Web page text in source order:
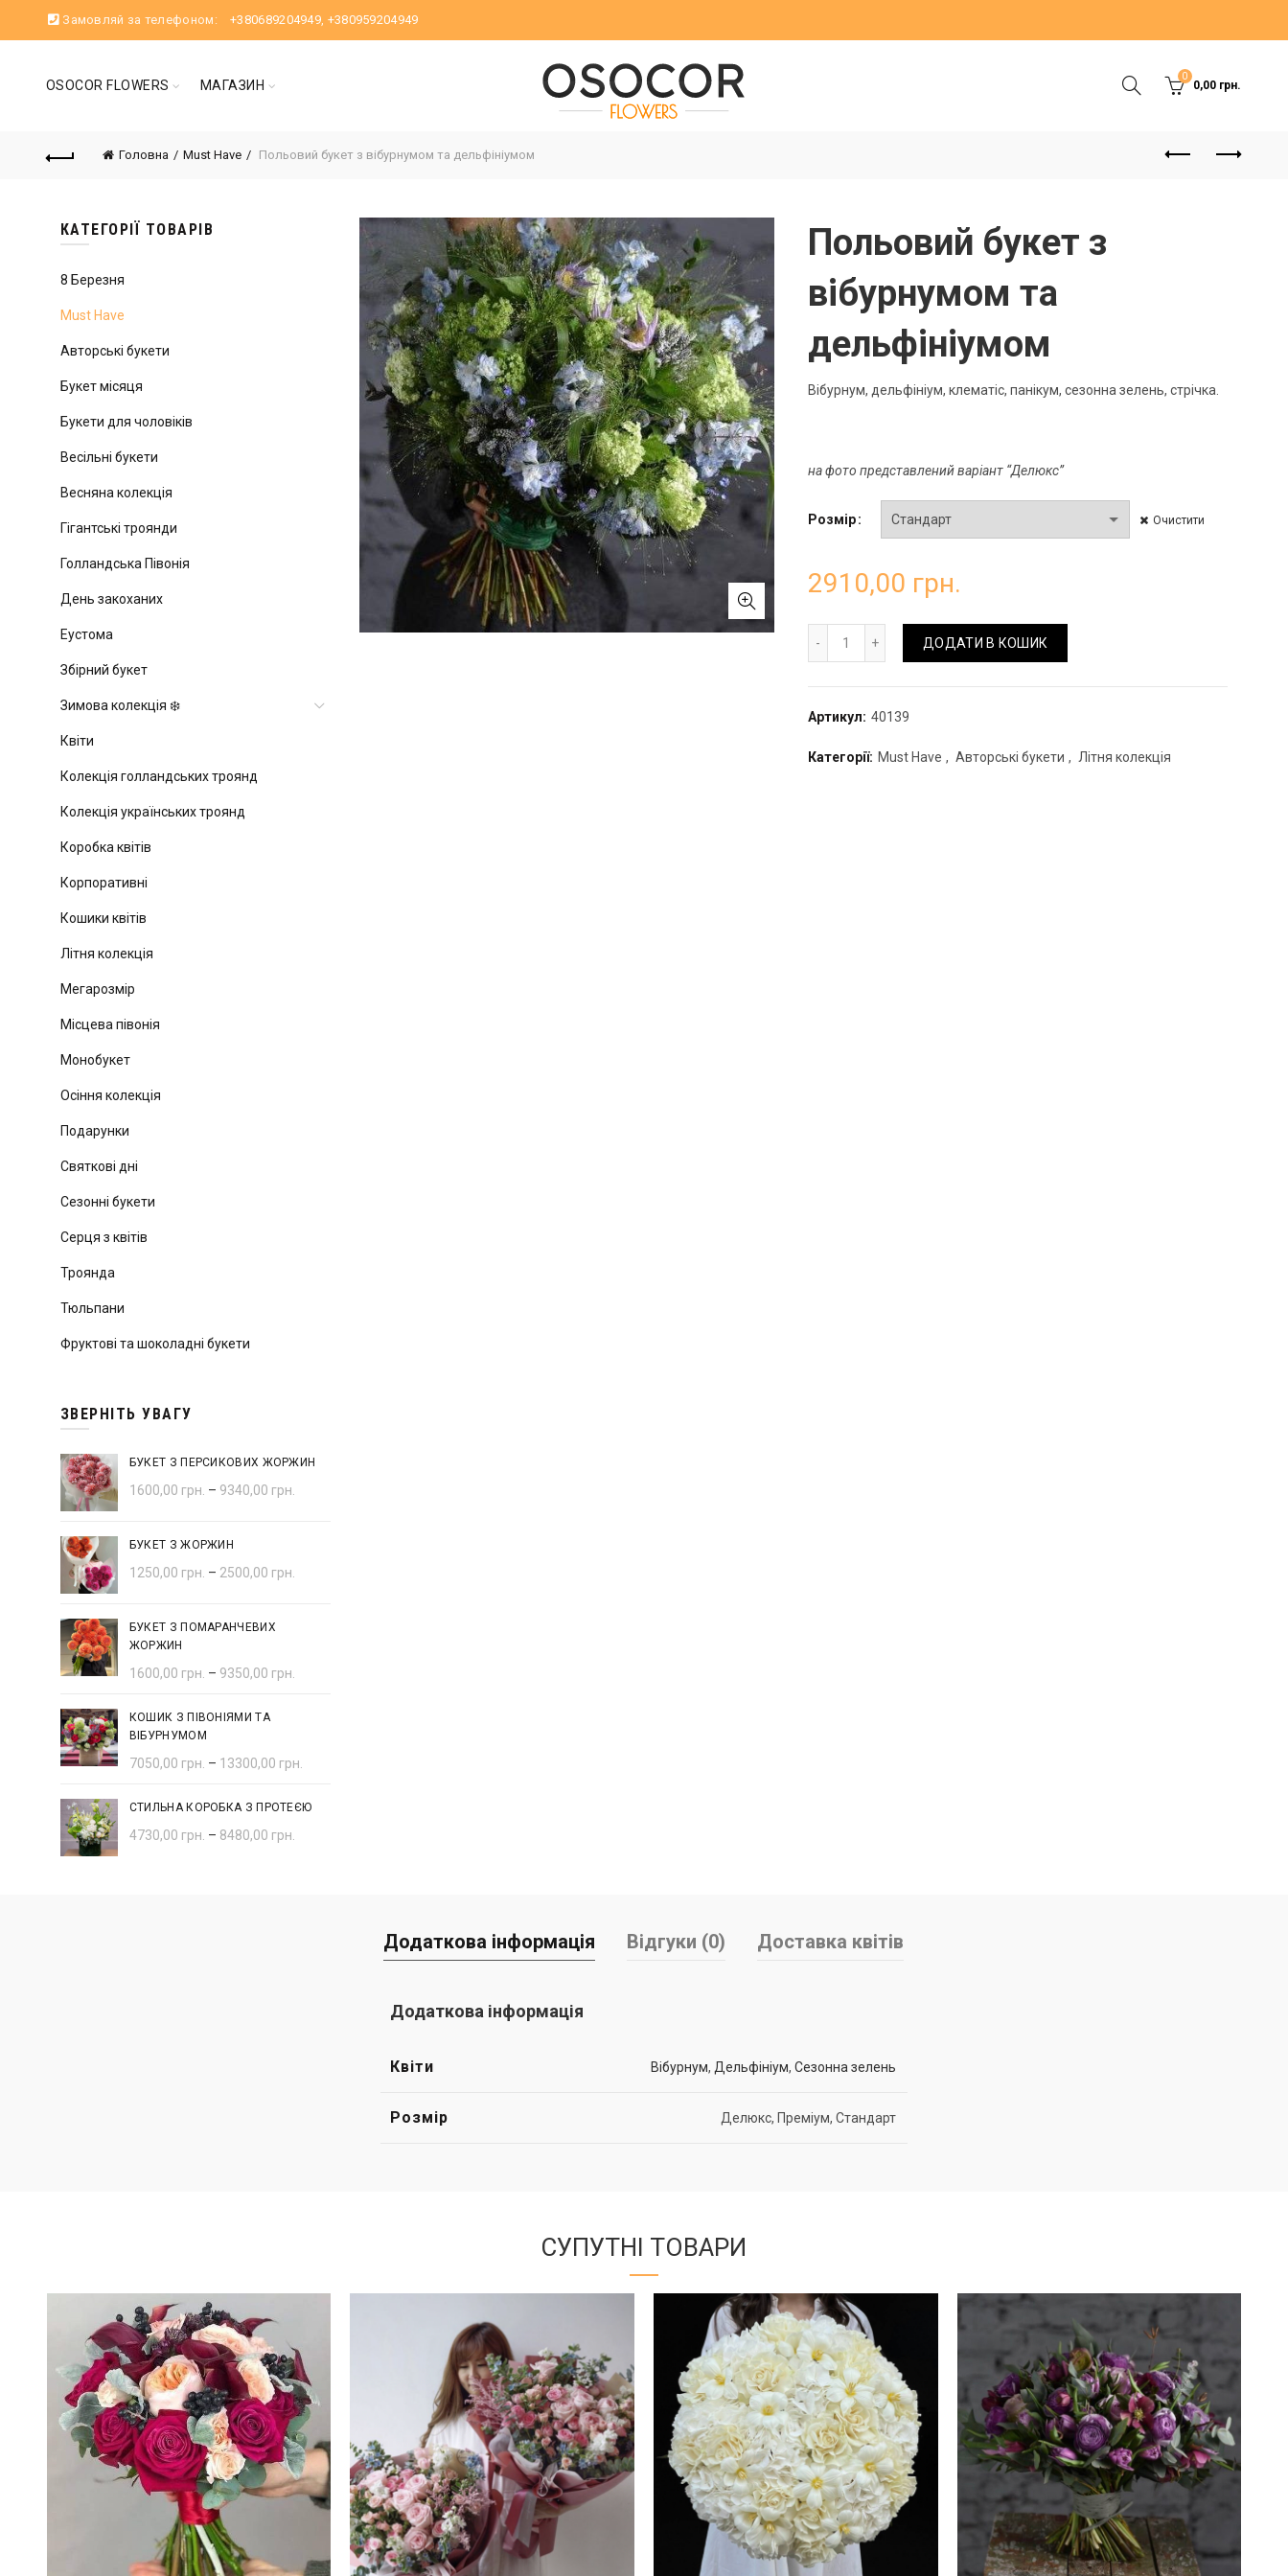
Замовляй за телефоном: +380689204949, +380959204949
OSOCOR FLOWERS МАГАЗИН
0
0,00грн.
Головна Must Have Польовий букет з вібурнумом та дельфініумом
Польовий букет з
вібурнумом та
дельфініумом
Вібурнум, дельфініум, клематіс, панікум, сезонна зелень, стрічка.
на фото представлений варіант “Делюкс”
Розмір Очистити
2910,00 грн.
ДОДАТИ В КОШИК
Артикул: 40139
Категорії: Must Have , Авторські букети , Літня колекція
КАТЕГОРІЇ ТОВАРІВ
8 Березня
Must Have
Авторські букети
Букет місяця
Букети для чоловіків
Весільні букети
Весняна колекція
Гігантські троянди
Голландська Півонія
День закоханих
Еустома
Збірний букет
Зимова колекція ❄️
Квіти
Колекція голландських троянд
Колекція українських троянд
Коробка квітів
Корпоративні
Кошики квітів
Літня колекція
Мегарозмір
Місцева півонія
Монобукет
Осіння колекція
Подарунки
Святкові дні
Сезонні букети
Серця з квітів
Троянда
Тюльпани
Фруктові та шоколадні букети
ЗВЕРНІТЬ УВАГУ
БУКЕТ З ПЕРСИКОВИХ ЖОРЖИН
1600,00 грн. – 9340,00 грн.
БУКЕТ З ЖОРЖИН
1250,00 грн. – 2500,00 грн.
БУКЕТ З ПОМАРАНЧЕВИХ
ЖОРЖИН
1600,00 грн. – 9350,00 грн.
КОШИК З ПІВОНІЯМИ ТА
ВІБУРНУМОМ
7050,00 грн. – 13300,00 грн.
СТИЛЬНА КОРОБКА З ПРОТЕЄЮ
4730,00 грн. – 8480,00 грн.
Додаткова інформація Відгуки (0) Доставка квітів
Додаткова інформація
Квіти Вібурнум, Дельфініум, Сезонна зелень
Розмір Делюкс, Преміум, Стандарт
СУПУТНІ ТОВАРИ